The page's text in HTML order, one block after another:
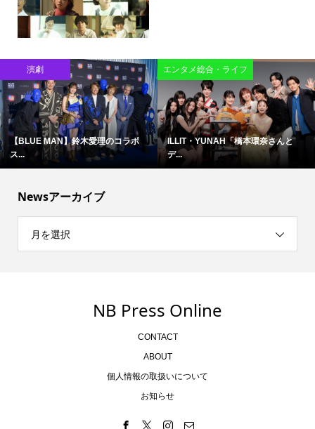
演劇
【BLUE MAN】鈴木愛理のコラボ
ス...
エンタメ総合・ライフ
ILLIT・YUNAH「橋本環奈さんと
デ...
Newsアーカイブ
月を選択
NB Press Online
CONTACT
ABOUT
個人情報の取扱いについて
お知らせ